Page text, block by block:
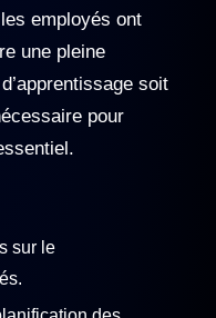
employés ont
une pleine
soit
pour
sur le